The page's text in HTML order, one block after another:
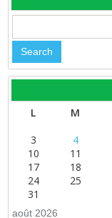
août 2026
L M
3
4
10
11
17
18
24
25
31